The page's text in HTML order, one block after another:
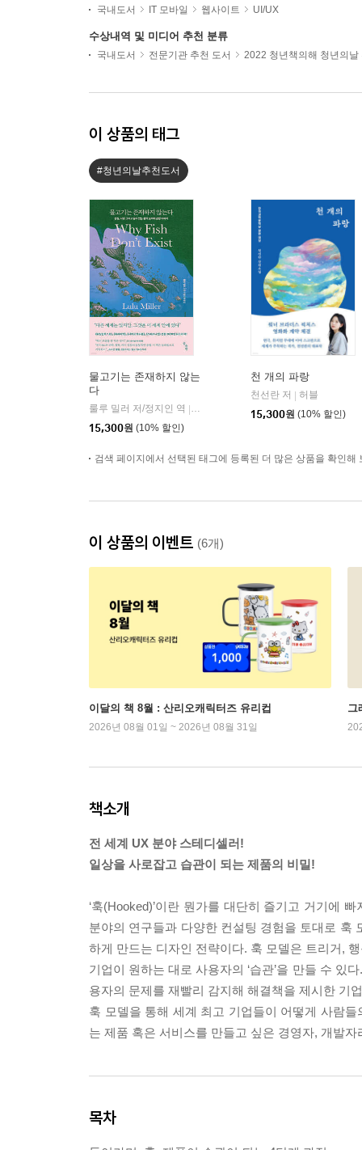
국내도서
IT 모바일 웹사이트 UI/UX
수상내역 및 미디어 추천 분류
국내도서 전문기관 추천 도서 2022 청년책의해 청년의날
이 상품의 태그
#청년의날추천도서
물고기는 존재하지 않는
다
룰루 밀러 저/정지인 역
곰출판
15,300원 (10% 할인)
천 개의 파랑
천선란 저
허블
15,300원 (10% 할인)
검색 페이지에서 선택된 태그에 등록된 더 많은 상품을 확인해
이 상품의 이벤트 (6개)
이달의 책 8월 : 산리오캐릭터즈 유리컵
2026년 08월 01일 ~ 2026년 08월 31일
그
책소개
전 세계 UX 분야 스테디셀러!
일상을 사로잡고 습관이 되는 제품의 비밀!
‘훅(Hooked)’이란 뭔가를 대단히 즐기고 거기에
분야의 연구들과 다양한 컨설팅 경험을 토대로 훅
하게 만드는 디자인 전략이다. 훅 모델은 트리거,
기업이 원하는 대로 사용자의 ‘습관’을 만들 수 있
용자의 문제를 재빨리 감지해 해결책을 제시한 기
훅 모델을 통해 세계 최고 기업들이 어떻게 사람
는 제품 혹은 서비스를 만들고 싶은 경영자, 개발
목차